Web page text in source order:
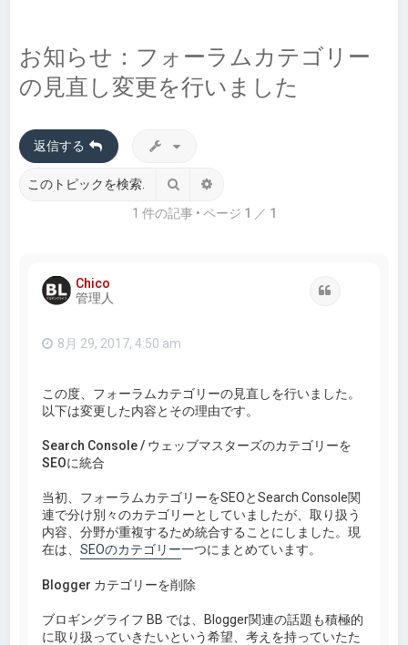
お知らせ：フォーラムカテゴリー
の見直し変更を行いました
返信する
検索
1 件の記事 • ページ 1 ／ 1
Chico
管理人
8月 29, 2017, 4:50 am
この度、フォーラムカテゴリーの見直しを行いました。
以下は変更した内容とその理由です。
Search Console / ウェッブマスターズのカテゴリーを
SEOに統合
当初、フォーラムカテゴリーをSEOとSearch Console関
連で分け別々のカテゴリーとしていましたが、取り扱う
内容、分野が重複するため統合することにしました。現
在は、SEOのカテゴリー一つにまとめています。
Blogger カテゴリーを削除
ブロギングライフ BB では、Blogger関連の話題も積極的
に取り扱っていきたいという希望、考えを持っていたた